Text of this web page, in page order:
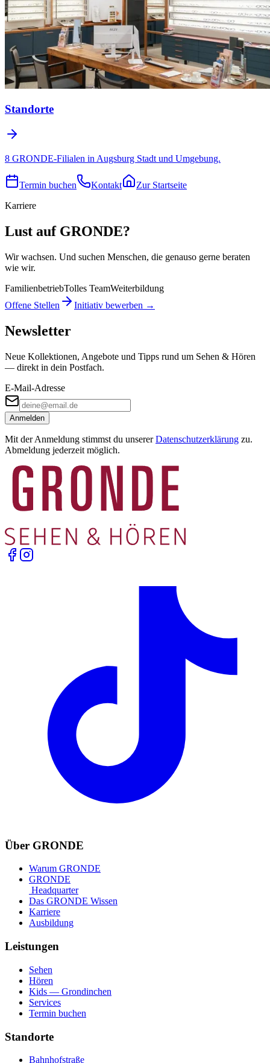
Standorte
8 GRONDE-Filialen in Augsburg Stadt und Umgebung.
Termin buchen Kontakt
Zur Startseite
Karriere
Lust auf GRONDE?
Wir wachsen. Und suchen Menschen, die genauso gerne beraten
wie wir.
FamilienbetriebTolles TeamWeiterbildung
Offene Stellen
Initiativ bewerben →
Newsletter
Neue Kollektionen, Angebote und Tipps rund um Sehen & Hören
— direkt in dein Postfach.
E-Mail-Adresse
Anmelden
Mit der Anmeldung stimmst du unserer Datenschutzerklärung zu.
Abmeldung jederzeit möglich.
Über GRONDE
Warum GRONDE
GRONDE
Headquarter
Das GRONDE Wissen
Karriere
Ausbildung
Leistungen
Sehen
Hören
Kids — Grondinchen
Services
Termin buchen
Standorte
Bahnhofstraße